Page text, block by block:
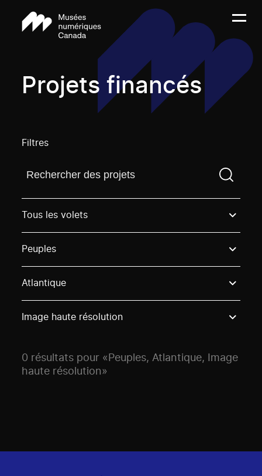
Projets financés
Filtres
Trouvez un projetVous devez saisir un terme de
Tous les volets
Peuples
Atlantique
Image haute résolution
0 résultats pour «Peuples, Atlantique, Image
haute résolution»